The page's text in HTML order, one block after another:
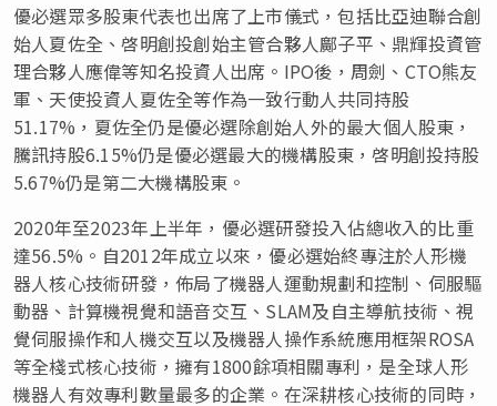
優必選眾多股東代表也出席了上市儀式，包括比亞迪聯合創
始人夏佐全、啓明創投創始主管合夥人鄺子平、鼎輝投資管
理合夥人應偉等知名投資人出席。IPO後，周劍、CTO熊友
軍、天使投資人夏佐全等作為一致行動人共同持股
51.17%，夏佐全仍是優必選除創始人外的最大個人股東，
騰訊持股6.15%仍是優必選最大的機構股東，啓明創投持股
5.67%仍是第二大機構股東。
2020年至2023年上半年，優必選研發投入佔總收入的比重
達56.5%。自2012年成立以來，優必選始終專注於人形機
器人核心技術研發，佈局了機器人運動規劃和控制、伺服驅
動器、計算機視覺和語音交互、SLAM及自主導航技術、視
覺伺服操作和人機交互以及機器人操作系統應用框架ROSA
等全棧式核心技術，擁有1800餘項相關專利，是全球人形
機器人有效專利數量最多的企業。在深耕核心技術的同時，